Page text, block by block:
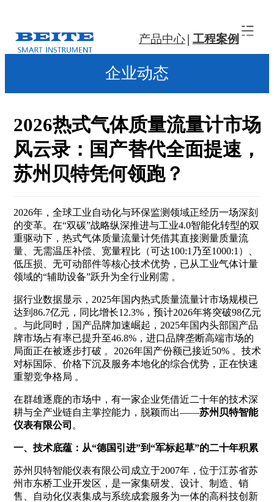
产品中心 工程案例
企业动态
2026热式气体质量流量计市场
风云录：国产替代全面提速，
苏州贝特凭何领跑？
2026年，全球工业自动化与环保监测领域正经历一场深刻
的变革。在“双碳”战略纵深推进与工业4.0智能化转型的双
重驱动下，热式气体质量流量计凭借其直接测量质量流
量、无需温压补偿、宽量程比（可达100:1乃至1000:1）、
低压损、无可动部件等核心技术优势，已从工业气体计量
领域的“辅助设备”跃升为全行业刚需 。
据行业数据显示，2025年国内热式质量流量计市场规模已
达到86.7亿元，同比增长12.3%，预计2026年将突破98亿元
。与此同时，国产品牌加速崛起，2025年国内头部国产品
牌市场占有率已提升至46.8%，进口品牌垄断高端市场的
局面正在被逐步打破 。2026年国产份额已接近50% 。技术
对标国际、价格下沉及服务本地化的综合优势，正在快速
重塑竞争格局 。
在群雄逐鹿的市场中，有一家企业凭借近二十年的技术深
耕与全产业链自主掌控能力，脱颖而出——苏州贝特智能
仪表有限公司 。
一、技术底蕴：从“德国引进”到“军标起草”的二十年积累
苏州贝特智能仪表有限公司成立于2007年，位于江苏省苏
州市东桥工业开发区，是一家集研发、设计、制造、销
售、自动化仪表集成与系统成套服务为一体的高科技创新